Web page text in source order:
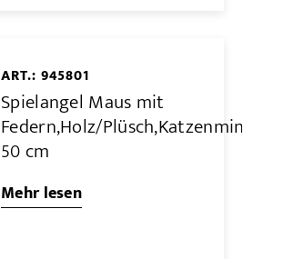
ART.: 945801
Spielangel Maus mit
Federn,Holz/Plüsch,Katzenminze,
50 cm
Mehr lesen